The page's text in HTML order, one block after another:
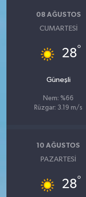
08 AĞUSTOS
CUMARTESI
28°
Güneşli
Nem: %66
Rüzgar: 3.19 m/s
10 AĞUSTOS
PAZARTESI
28°